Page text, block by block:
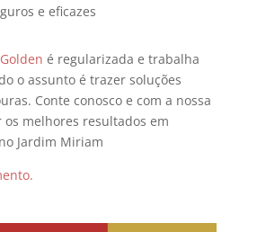
e eficazes
é regularizada e trabalha
o assunto é trazer soluções
Conte conosco e com a nossa
melhores resultados em
Jardim Miriam